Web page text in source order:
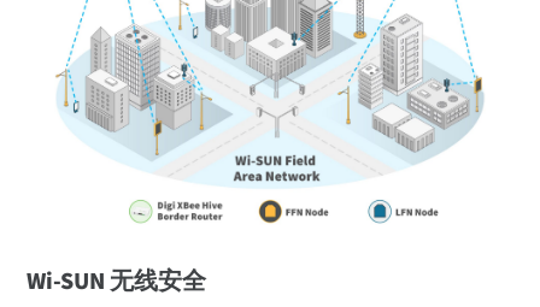
Wi-SUN 无线安全